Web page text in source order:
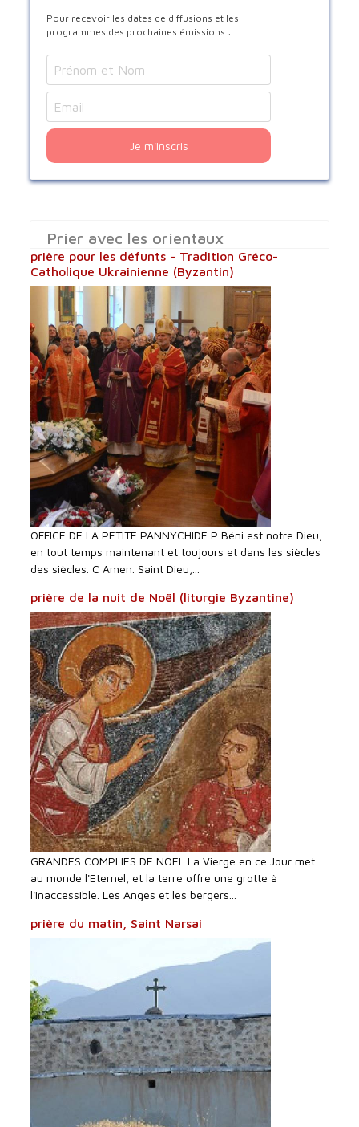
Pour recevoir les dates de diffusions et les
programmes des prochaines émissions :
Je m'inscris
Prier avec les orientaux
prière pour les défunts - Tradition Gréco-
Catholique Ukrainienne (Byzantin)
OFFICE DE LA PETITE PANNYCHIDE P Béni est notre Dieu,
en tout temps maintenant et toujours et dans les siècles
des siècles. C Amen. Saint Dieu,...
prière de la nuit de Noël (liturgie Byzantine)
GRANDES COMPLIES DE NOEL La Vierge en ce Jour met
au monde l'Eternel, et la terre offre une grotte à
l'Inaccessible. Les Anges et les bergers...
prière du matin, Saint Narsai